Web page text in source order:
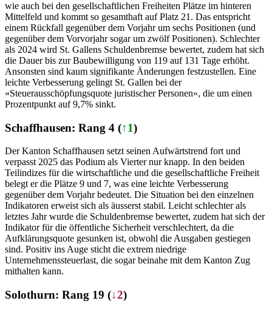
wie auch bei den gesellschaftlichen Freiheiten Plätze im hinteren
Mittelfeld und kommt so gesamthaft auf Platz 21. Das entspricht
einem Rückfall gegenüber dem Vorjahr um sechs Positionen (und
gegenüber dem Vorvorjahr sogar um zwölf Positionen). Schlechter
als 2024 wird St. Gallens Schuldenbremse bewertet, zudem hat sich
die Dauer bis zur Baubewilligung von 119 auf 131 Tage erhöht.
Ansonsten sind kaum signifikante Änderungen festzustellen. Eine
leichte Verbesserung gelingt St. Gallen bei der
«Steuerausschöpfungsquote juristischer Personen», die um einen
Prozentpunkt auf 9,7% sinkt.
Schaffhausen: Rang 4 (↑1)
Der Kanton Schaffhausen setzt seinen Aufwärtstrend fort und
verpasst 2025 das Podium als Vierter nur knapp. In den beiden
Teilindizes für die wirtschaftliche und die gesellschaftliche Freiheit
belegt er die Plätze 9 und 7, was eine leichte Verbesserung
gegenüber dem Vorjahr bedeutet. Die Situation bei den einzelnen
Indikatoren erweist sich als äusserst stabil. Leicht schlechter als
letztes Jahr wurde die Schuldenbremse bewertet, zudem hat sich der
Indikator für die öffentliche Sicherheit verschlechtert, da die
Aufklärungsquote gesunken ist, obwohl die Ausgaben gestiegen
sind. Positiv ins Auge sticht die extrem niedrige
Unternehmenssteuerlast, die sogar beinahe mit dem Kanton Zug
mithalten kann.
Solothurn: Rang 19 (↓2)